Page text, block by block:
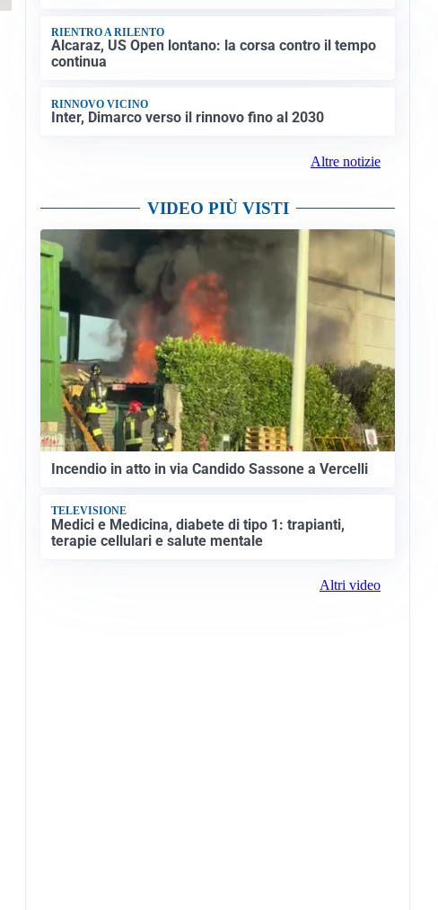
RIENTRO A RILENTO
Alcaraz, US Open lontano: la corsa contro il tempo
continua
RINNOVO VICINO
Inter, Dimarco verso il rinnovo fino al 2030
Altre notizie
VIDEO PIÙ VISTI
Incendio in atto in via Candido Sassone a Vercelli
TELEVISIONE
Medici e Medicina, diabete di tipo 1: trapianti,
terapie cellulari e salute mentale
Altri video